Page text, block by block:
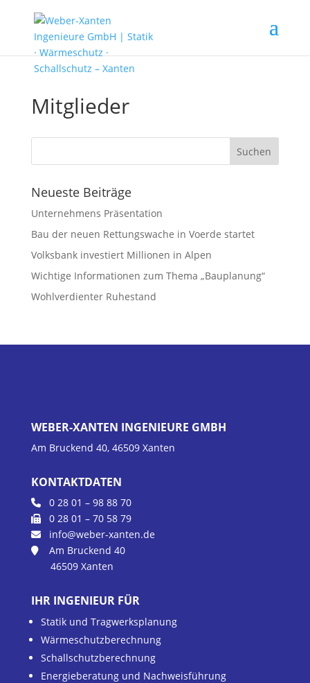
Mitglieder
Neueste Beiträge
Unternehmens Präsentation
Bau der neuen Rettungswache in Voerde startet
Volksbank investiert Millionen in Alpen
Wichtige Informationen zum Thema „Bauplanung“
Wohlverdienter Ruhestand
WEBER-XANTEN INGENIEURE GMBH
Am Bruckend 40, 46509 Xanten
KONTAKTDATEN
0 28 01 – 98 88 70
0 28 01 – 70 58 79
info@weber-xanten.de
Am Bruckend 40
46509 Xanten
IHR INGENIEUR FÜR
Statik und Tragwerksplanung
Wärmeschutzberechnung
Schallschutzberechnung
Energieberatung und Nachweisführung